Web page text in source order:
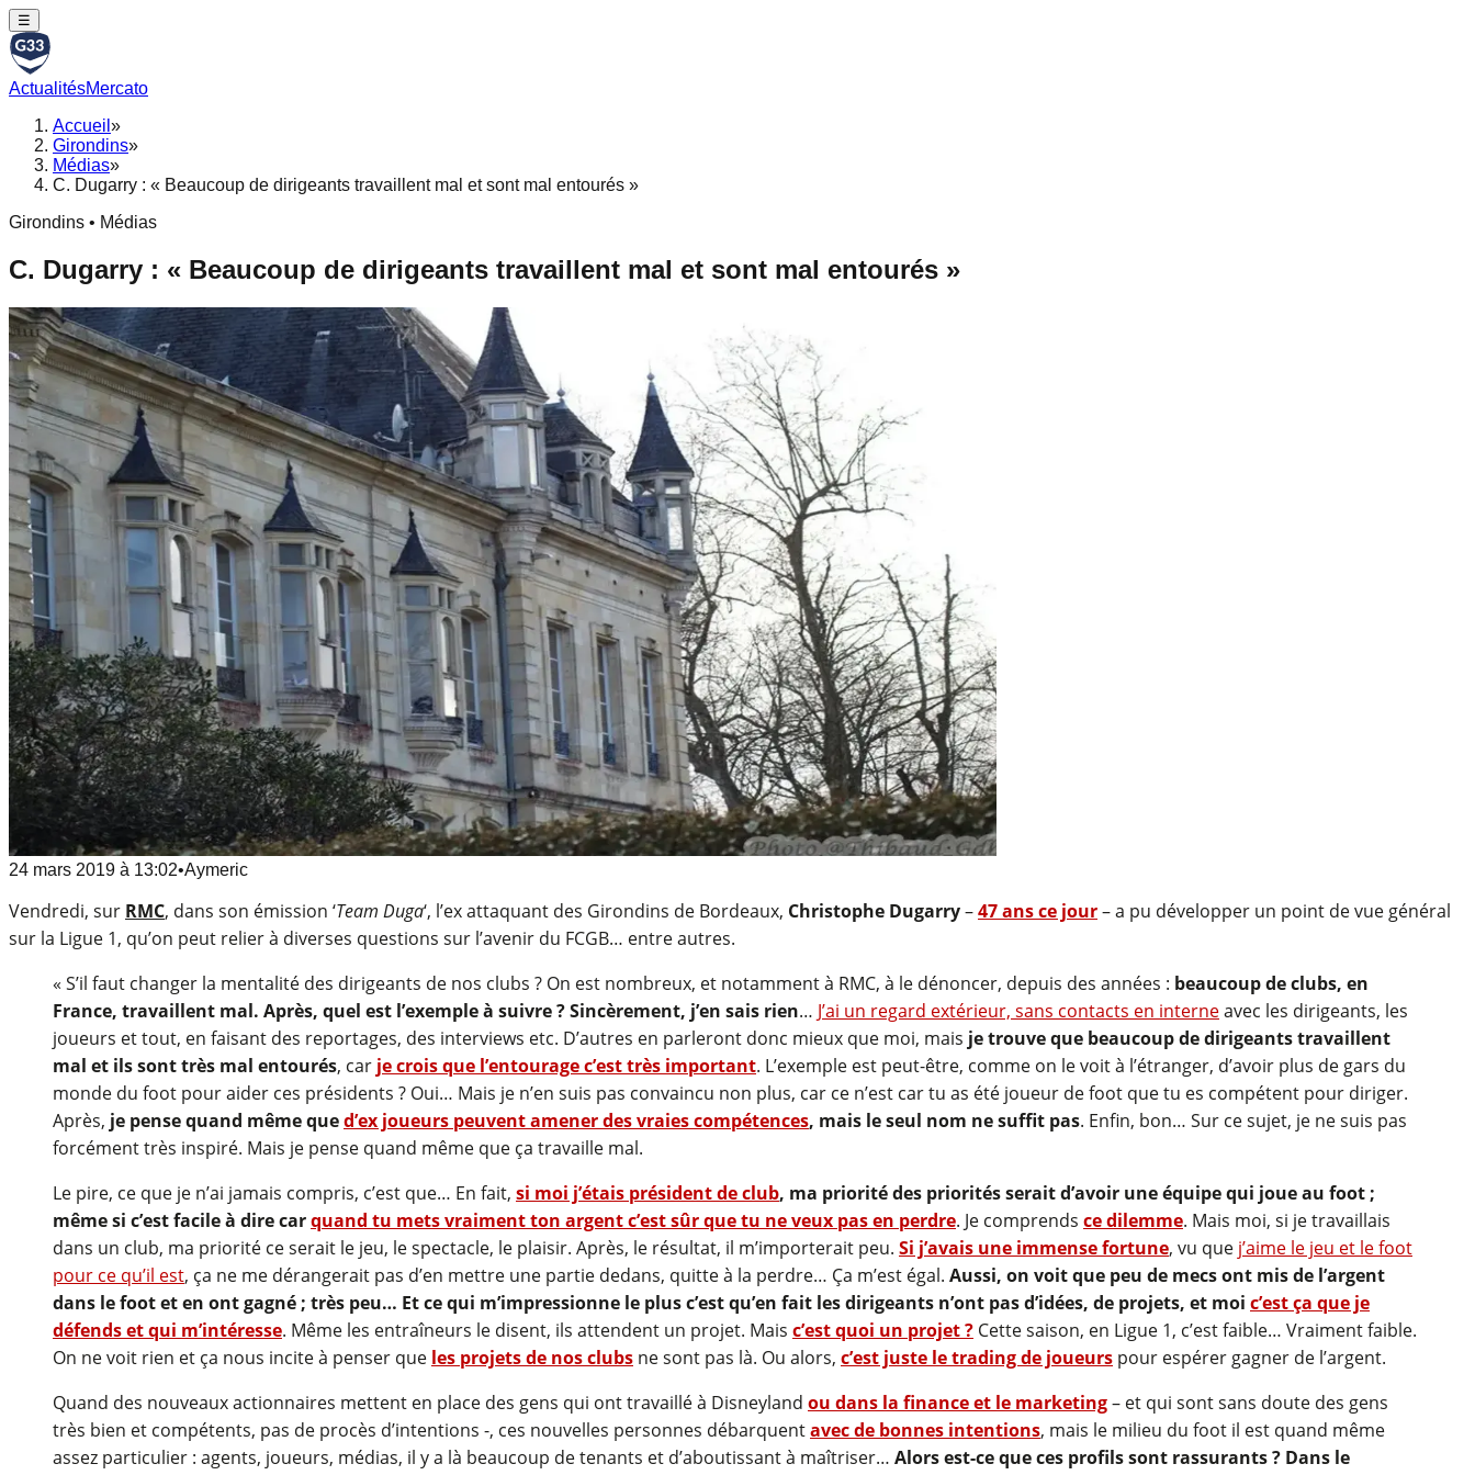
☰
ActualitésMercato
Accueil »
Girondins»
Médias»
C. Dugarry : « Beaucoup de dirigeants travaillent mal et sont mal entourés »
Girondins • Médias
C. Dugarry : « Beaucoup de dirigeants travaillent mal et sont mal entourés »
24 mars 2019 à 13:02•Aymeric
Vendredi, sur RMC, dans son émission ‘Team Duga‘, l’ex attaquant des Girondins de Bordeaux, Christophe Dugarry–47 ans ce jour– a pu développer un point de vue général
sur la Ligue 1, qu’on peut relier à diverses questions sur l’avenir du FCGB… entre autres.
« S’il faut changer la mentalité des dirigeants de nos clubs ? On est nombreux, et notamment à RMC, à le dénoncer, depuis des années : beaucoup de clubs, en
France, travaillent mal. Après, quel est l’exemple à suivre ? Sincèrement, j’en sais rien… J’ai un regard extérieur, sans contacts en interneavec les dirigeants, les
joueurs et tout, en faisant des reportages, des interviews etc. D’autres en parleront donc mieux que moi, mais je trouve que beaucoup de dirigeants travaillent
mal et ils sont très mal entourés, car je crois que l’entourage c’est très important. L’exemple est peut-être, comme on le voit à l’étranger, d’avoir plus de gars du
monde du foot pour aider ces présidents ? Oui… Mais je n’en suis pas convaincu non plus, car ce n’est car tu as été joueur de foot que tu es compétent pour diriger.
Après, je pense quand même qued’ex joueurs peuvent amener des vraies compétences, mais le seul nom ne suffit pas. Enfin, bon… Sur ce sujet, je ne suis pas
forcément très inspiré. Mais je pense quand même que ça travaille mal.
Le pire, ce que je n’ai jamais compris, c’est que… En fait, si moi j’étais président de club, ma priorité des priorités serait d’avoir une équipe qui joue au foot ;
même si c’est facile à dire carquand tu mets vraiment ton argent c’est sûr que tu ne veux pas en perdre. Je comprends ce dilemme. Mais moi, si je travaillais
dans un club, ma priorité ce serait le jeu, le spectacle, le plaisir. Après, le résultat, il m’importerait peu. Si j’avais une immense fortune, vu que j’aime le jeu et le foot
pour ce qu’il est, ça ne me dérangerait pas d’en mettre une partie dedans, quitte à la perdre… Ça m’est égal. Aussi, on voit que peu de mecs ont mis de l’argent
dans le foot et en ont gagné ; très peu… Et ce qui m’impressionne le plus c’est qu’en fait les dirigeants n’ont pas d’idées, de projets, et moi c’est ça que je
défends et qui m’intéresse. Même les entraîneurs le disent, ils attendent un projet. Mais c’est quoi un projet ? Cette saison, en Ligue 1, c’est faible… Vraiment faible.
On ne voit rien et ça nous incite à penser que les projets de nos clubs ne sont pas là. Ou alors, c’est juste le trading de joueurs pour espérer gagner de l’argent.
Quand des nouveaux actionnaires mettent en place des gens qui ont travaillé à Disneyland ou dans la finance et le marketing– et qui sont sans doute des gens
très bien et compétents, pas de procès d’intentions -, ces nouvelles personnes débarquentavec de bonnes intentions, mais le milieu du foot il est quand même
assez particulier : agents, joueurs, médias, il y a là beaucoup de tenants et d’aboutissant à maîtriser… Alors est-ce que ces profils sont rassurants ? Dans le